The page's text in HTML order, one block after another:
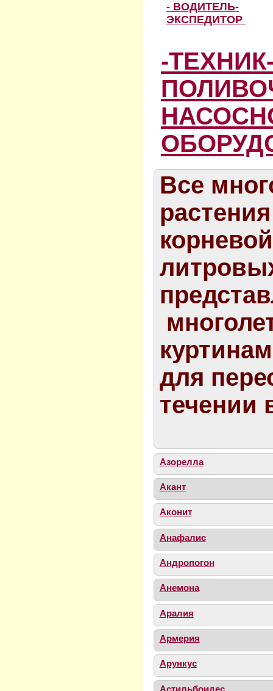
- ВОДИТЕЛЬ-
ЭКСПЕДИТОР
-
Все
для
течении
Азорелла
Акант
Аконит
Анафалис
Андропогон
Анемона
Аралия
Армерия
Арункус
Астильбоидес